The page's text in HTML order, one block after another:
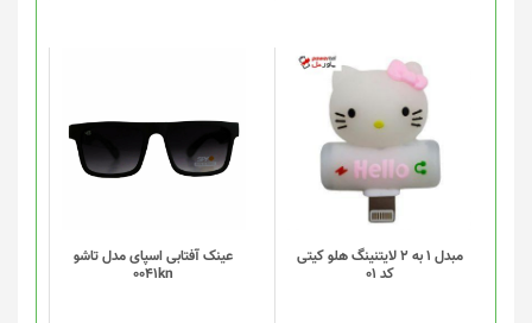
مبدل 1 به 2 لایتنینگ هلو کیتی
کد 01
عینک آفتابی اسپای مدل تاشو
0041kn